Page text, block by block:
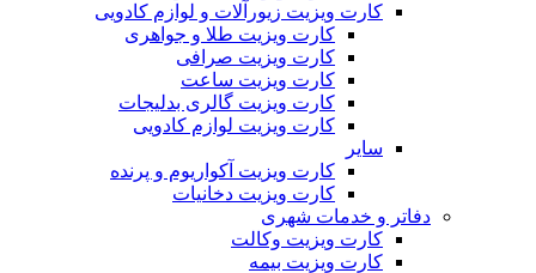
کارت ویزیت زیورآلات و لوازم کادویی
کارت ویزیت طلا و جواهری
کارت ویزیت صرافی
کارت ویزیت ساعت
کارت ویزیت گالری بدلیجات
کارت ویزیت لوازم کادویی
سایر
کارت ویزیت آکواریوم و پرنده
کارت ویزیت دخانیات
دفاتر و خدمات شهری
کارت ویزیت وکالت
کارت ویزیت بیمه